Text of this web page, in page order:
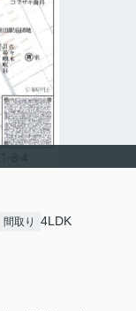
間取り 4LDK